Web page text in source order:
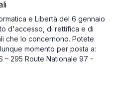
e Libertà del 6 gennaio
d'accesso, di rettifica e di
che lo concernono. Potete
momento per posta a:
– 295 Route Nationale 97 -